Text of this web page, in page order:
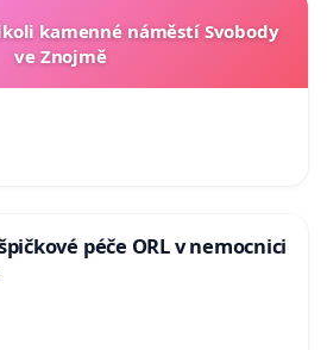
kamenné náměstí Svobody
ve Znojmě
péče ORL v nemocnici